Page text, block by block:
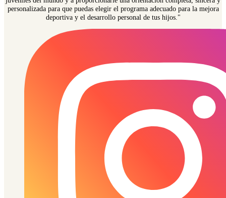
personalizada para que puedas elegir el programa adecuado para la mejora
deportiva y el desarrollo personal de tus hijos."